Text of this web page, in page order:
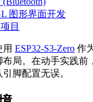
图形界面开发
目
用 ESP32-S3-Zero 作
局。在动手实践前
脚配置无误。